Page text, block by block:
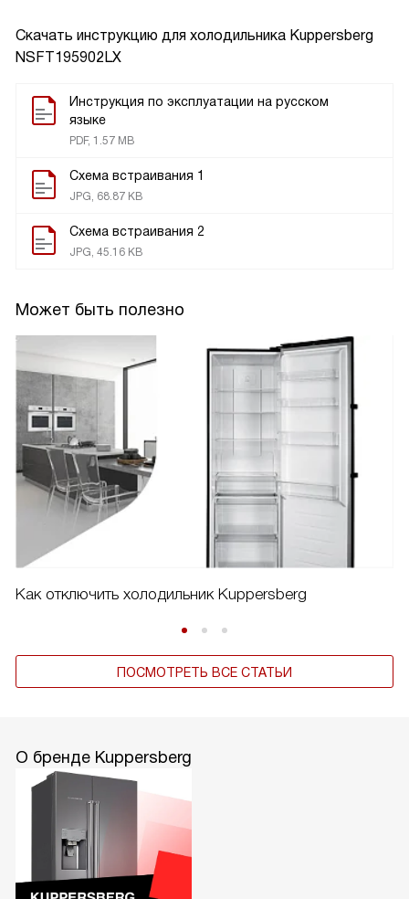
Скачать инструкцию для холодильника Kuppersberg
NSFT195902LX
Инструкция по эксплуатации на русском
языке
PDF, 1.57 MB
Схема встраивания 1
JPG, 68.87 KB
Схема встраивания 2
JPG, 45.16 KB
Может быть полезно
Как отключить холодильник Kuppersberg
ПОСМОТРЕТЬ ВСЕ СТАТЬИ
О бренде Kuppersberg